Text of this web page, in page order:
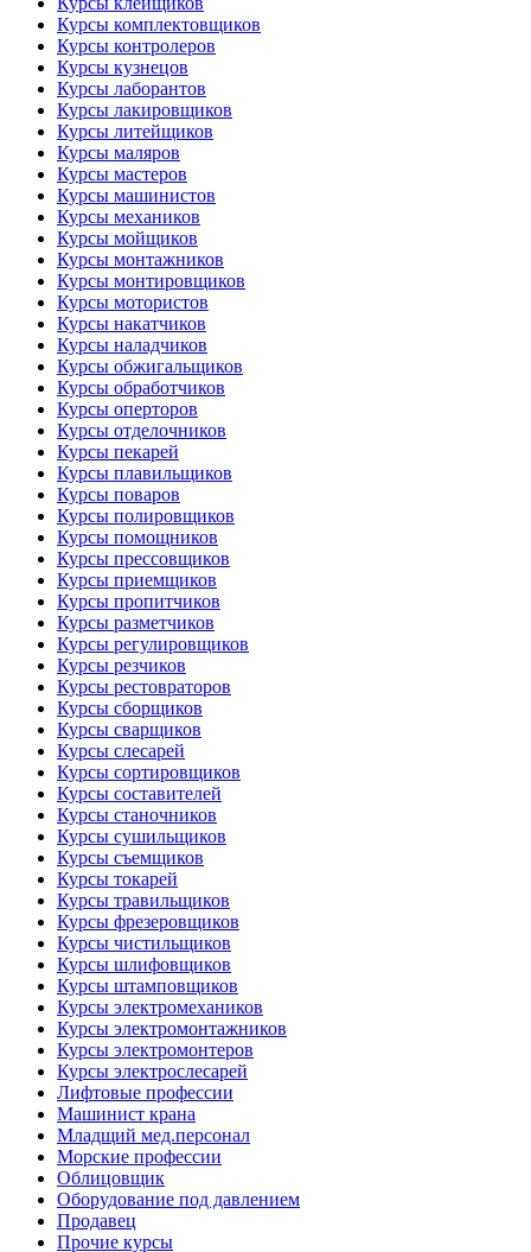
Курсы комплектовщиков
Курсы контролеров
Курсы кузнецов
Курсы лаборантов
Курсы лакировщиков
Курсы литейщиков
Курсы маляров
Курсы мастеров
Курсы машинистов
Курсы механиков
Курсы мойщиков
Курсы монтажников
Курсы монтировщиков
Курсы мотористов
Курсы накатчиков
Курсы наладчиков
Курсы обжигальщиков
Курсы обработчиков
Курсы оперторов
Курсы отделочников
Курсы пекарей
Курсы плавильщиков
Курсы поваров
Курсы полировщиков
Курсы помощников
Курсы прессовщиков
Курсы приемщиков
Курсы пропитчиков
Курсы разметчиков
Курсы регулировщиков
Курсы резчиков
Курсы рестовраторов
Курсы сборщиков
Курсы сварщиков
Курсы слесарей
Курсы сортировщиков
Курсы составителей
Курсы станочников
Курсы сушильщиков
Курсы съемщиков
Курсы токарей
Курсы травильщиков
Курсы фрезеровщиков
Курсы чистильщиков
Курсы шлифовщиков
Курсы штамповщиков
Курсы электромехаников
Курсы электромонтажников
Курсы электромонтеров
Курсы электрослесарей
Лифтовые профессии
Машинист крана
Младщий мед.персонал
Морские профессии
Облицовщик
Оборудование под давлением
Продавец
Прочие курсы